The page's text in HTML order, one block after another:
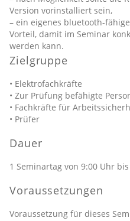
Version vorinstalliert sein,
– ein eigenes bluetooth-
Vorteil, damit im Seminar
werden kann.
Zielgruppe
• Elektrofachkräfte
• Zur Prüfung befähigte
• Fachkräfte für
• Prüfer
Dauer
1 Seminartag von 9:00 Uhr
Voraussetzungen
Voraussetzung für dieses